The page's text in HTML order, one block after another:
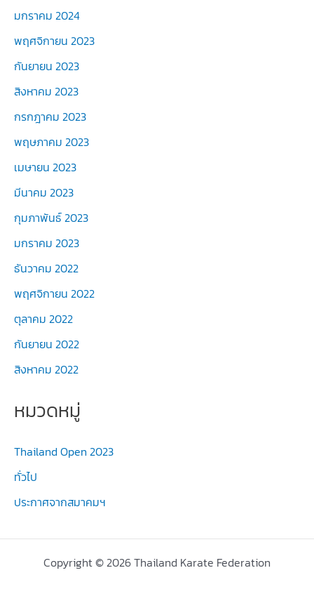
มกราคม 2024
พฤศจิกายน 2023
กันยายน 2023
สิงหาคม 2023
กรกฎาคม 2023
พฤษภาคม 2023
เมษายน 2023
มีนาคม 2023
กุมภาพันธ์ 2023
มกราคม 2023
ธันวาคม 2022
พฤศจิกายน 2022
ตุลาคม 2022
กันยายน 2022
สิงหาคม 2022
หมวดหมู่
Thailand Open 2023
ทั่วไป
ประกาศจากสมาคมฯ
Copyright © 2026 Thailand Karate Federation